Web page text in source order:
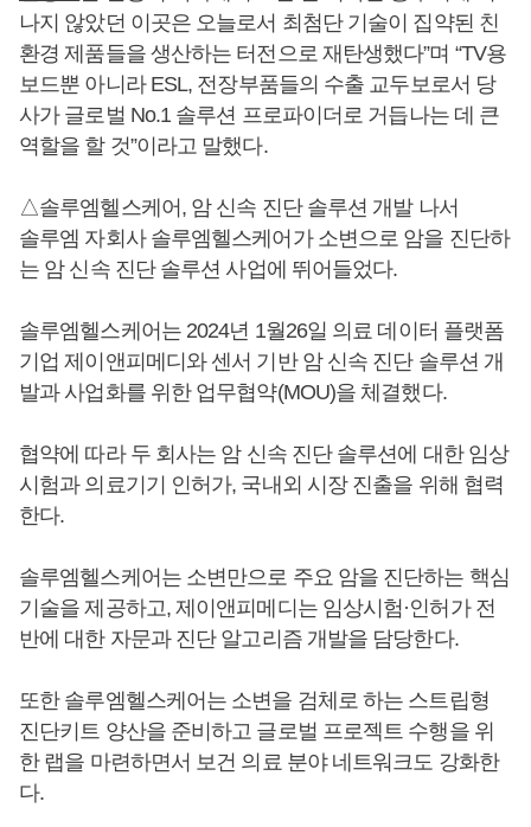
나지 않았던 이곳은 오늘로서 최첨단 기술이 집약된 친
환경 제품들을 생산하는 터전으로 재탄생했다”며 “TV용
보드뿐 아니라 ESL, 전장부품들의 수출 교두보로서 당
사가 글로벌 No.1 솔루션 프로파이더로 거듭나는 데 큰
역할을 할 것”이라고 말했다.
△솔루엠헬스케어, 암 신속 진단 솔루션 개발 나서
솔루엠 자회사 솔루엠헬스케어가 소변으로 암을 진단하
는 암 신속 진단 솔루션 사업에 뛰어들었다.
솔루엠헬스케어는 2024년 1월26일 의료 데이터 플랫폼
기업 제이앤피메디와 센서 기반 암 신속 진단 솔루션 개
발과 사업화를 위한 업무협약(MOU)을 체결했다.
협약에 따라 두 회사는 암 신속 진단 솔루션에 대한 임상
시험과 의료기기 인허가, 국내외 시장 진출을 위해 협력
한다.
솔루엠헬스케어는 소변만으로 주요 암을 진단하는 핵심
기술을 제공하고, 제이앤피메디는 임상시험·인허가 전
반에 대한 자문과 진단 알고리즘 개발을 담당한다.
또한 솔루엠헬스케어는 소변을 검체로 하는 스트립형
진단키트 양산을 준비하고 글로벌 프로젝트 수행을 위
한 랩을 마련하면서 보건 의료 분야 네트워크도 강화한
다.